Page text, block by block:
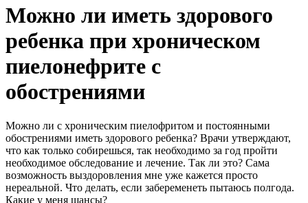
Можно ли иметь здорового
ребенка при хроническом
пиелонефрите с
обострениями
Можно ли с хроническим пиелофритом и постоянными
обострениями иметь здорового ребенка? Врачи утверждают,
что как только собирешься, так необходимо за год пройти
необходимое обследование и лечение. Так ли это? Сама
возможность выздоровления мне уже кажется просто
нереальной. Что делать, если забеременеть пытаюсь полгода.
Какие у меня шансы?